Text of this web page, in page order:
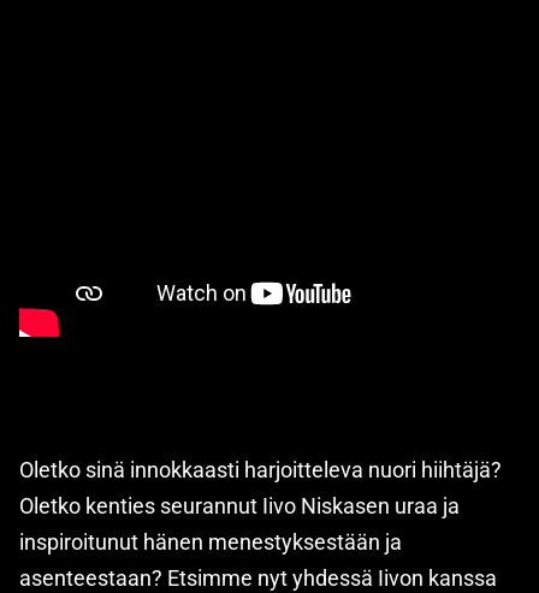
Oletko sinä innokkaasti harjoitteleva nuori hiihtäjä?
Oletko kenties seurannut Iivo Niskasen uraa ja
inspiroitunut hänen menestyksestään ja
asenteestaan? Etsimme nyt yhdessä Iivon kanssa